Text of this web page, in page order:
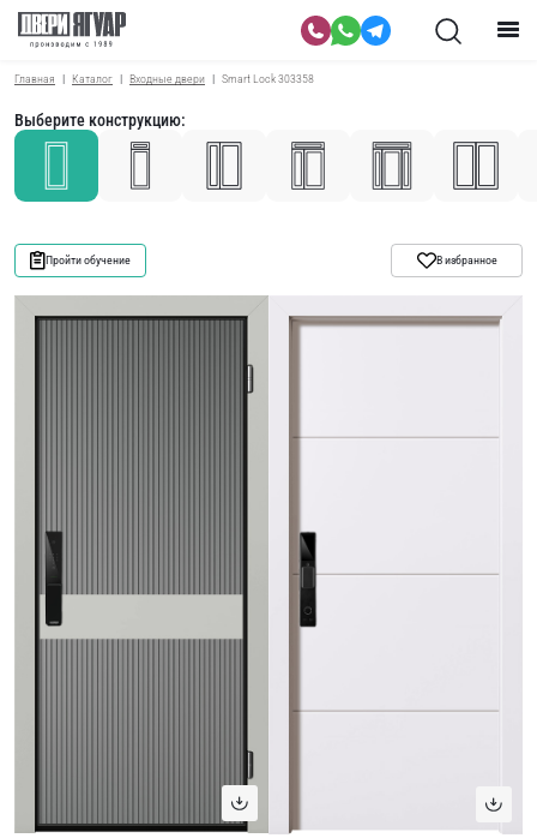
Главная Каталог Входные двери Smart Lock 303358
Выберите конструкцию:
Пройти обучение В избранное